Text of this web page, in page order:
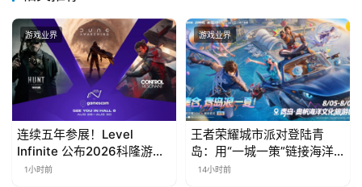
会
上
海
站
游戏业界
连续五年参展！Level
Infinite 公布2026科隆游戏
展产品阵容
1小时前
游戏业界
王者荣耀城市派对登陆青
岛：用“一城一策”链接海洋
场景，以双向奔赴带动夏日
14小时前